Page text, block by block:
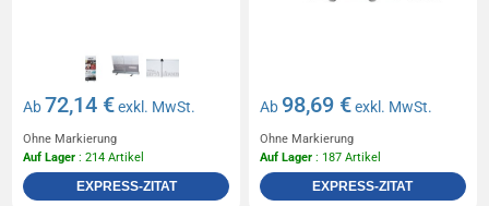
Ab 72,14 €exkl. MwSt.
Ohne Markierung
Auf Lager : 214 Artikel
EXPRESS-ZITAT
Ab 98,69 €exkl. MwSt.
Ohne Markierung
Auf Lager : 187 Artikel
EXPRESS-ZITAT